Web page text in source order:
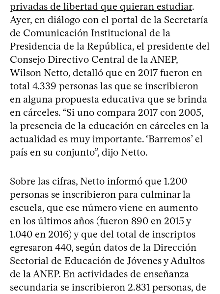
privadas de libertad que quieran estudiar.
Ayer, en diálogo con el portal de la Secretaría
de Comunicación Institucional de la
Presidencia de la República, el presidente del
Consejo Directivo Central de la ANEP,
Wilson Netto, detalló que en 2017 fueron en
total 4.339 personas las que se inscribieron
en alguna propuesta educativa que se brinda
en cárceles. “Si uno compara 2017 con 2005,
la presencia de la educación en cárceles en la
actualidad es muy importante. ‘Barremos’ el
país en su conjunto”, dijo Netto.
Sobre las cifras, Netto informó que 1.200
personas se inscribieron para culminar la
escuela, que ese número viene en aumento
en los últimos años (fueron 890 en 2015 y
1.040 en 2016) y que del total de inscriptos
egresaron 440, según datos de la Dirección
Sectorial de Educación de Jóvenes y Adultos
de la ANEP. En actividades de enseñanza
secundaria se inscribieron 2.831 personas, de